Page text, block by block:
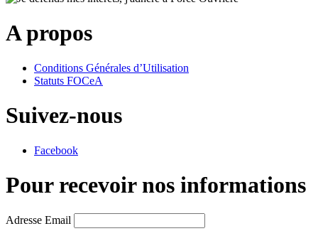
A propos
Conditions Générales d’Utilisation
Statuts FOCeA
Suivez-nous
Facebook
Pour recevoir nos informations
Adresse Email